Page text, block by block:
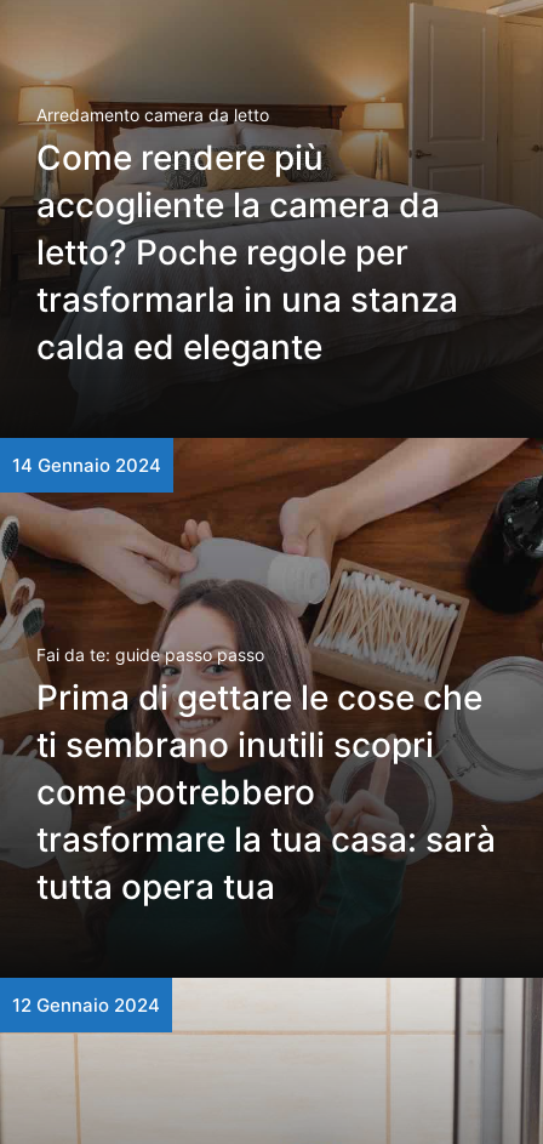
Arredamento camera da letto
Come rendere più
accogliente la camera da
letto? Poche regole per
trasformarla in una stanza
calda ed elegante
14 Gennaio 2024
Fai da te: guide passo passo
Prima di gettare le cose che
ti sembrano inutili scopri
come potrebbero
trasformare la tua casa: sarà
tutta opera tua
12 Gennaio 2024